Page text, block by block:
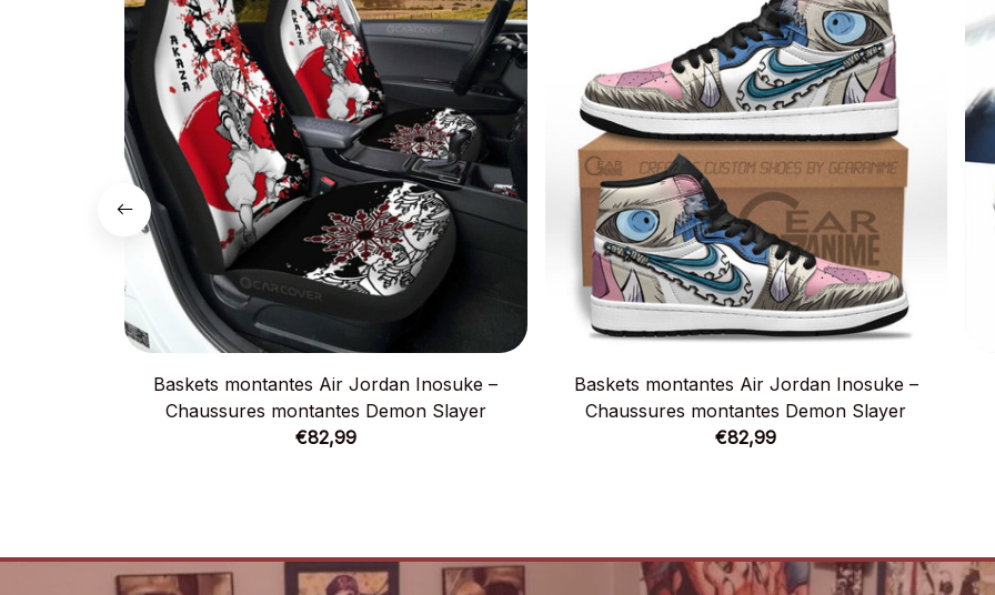
Baskets montantes Air Jordan Inosuke –
Chaussures montantes Demon Slayer
€82,99
Baskets montantes Air Jordan Inosuke –
Chaussures montantes Demon Slayer
€82,99